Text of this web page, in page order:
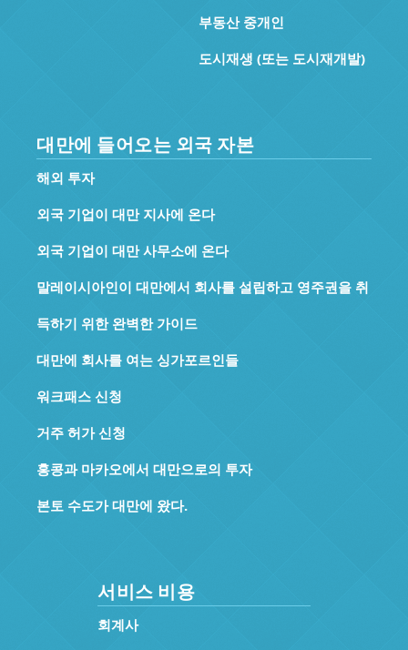
부동산 중개인
도시재생 (또는 도시재개발)
대만에 들어오는 외국 자본
해외 투자
외국 기업이 대만 지사에 온다
외국 기업이 대만 사무소에 온다
말레이시아인이 대만에서 회사를 설립하고 영주권을 취
득하기 위한 완벽한 가이드
대만에 회사를 여는 싱가포르인들
워크패스 신청
거주 허가 신청
홍콩과 마카오에서 대만으로의 투자
본토 수도가 대만에 왔다.
서비스 비용
회계사